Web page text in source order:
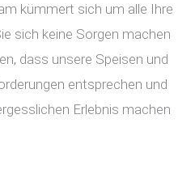
kümmert sich um alle Ihre
sich keine Sorgen machen
dass unsere Speisen und
entsprechen und
Erlebnis machen